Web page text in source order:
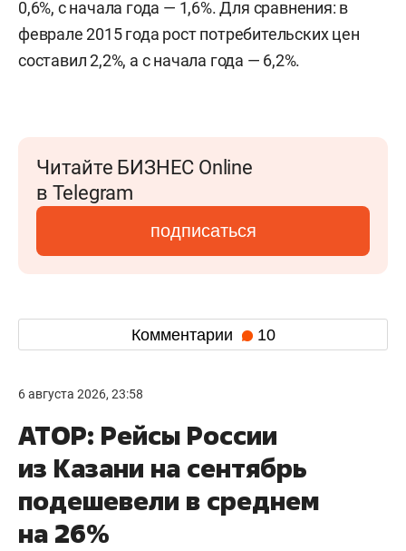
0,6%, с начала года — 1,6%. Для сравнения: в
феврале 2015 года рост потребительских цен
составил 2,2%, а с начала года — 6,2%.
Читайте БИЗНЕС Online
в Telegram
подписаться
Комментарии 10
6 августа 2026, 23:58
АТОР: Рейсы России
из Казани на сентябрь
подешевели в среднем
на 26%